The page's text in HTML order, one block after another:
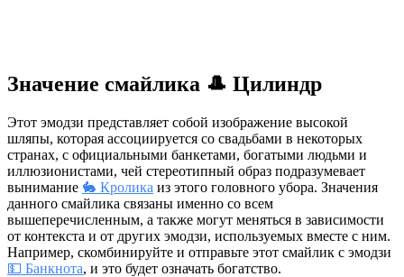
Значение смайлика 🎩 Цилиндр
Этот эмодзи представляет собой изображение высокой
шляпы, которая ассоциируется со свадьбами в некоторых
странах, с официальными банкетами, богатыми людьми и
иллюзионистами, чей стереотипный образ подразумевает
вынимание 🐇 Кролика из этого головного убора. Значения
данного смайлика связаны именно со всем
вышеперечисленным, а также могут меняться в зависимости
от контекста и от других эмодзи, используемых вместе с ним.
Например, скомбинируйте и отправьте этот смайлик с эмодзи
💵 Банкнота, и это будет означать богатство.